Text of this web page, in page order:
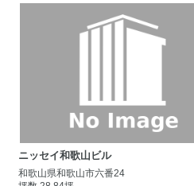
ニッセイ和歌山ビル
和歌山県和歌山市六番24